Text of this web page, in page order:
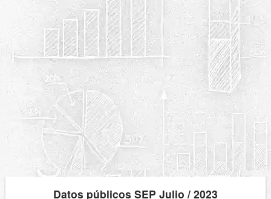
Datos públicos SEP Julio / 2023